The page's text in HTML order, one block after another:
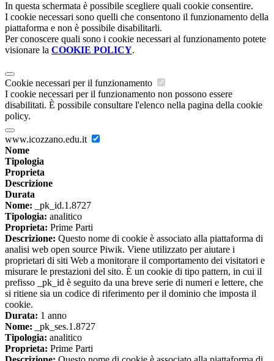
In questa schermata è possibile scegliere quali cookie consentire.
I cookie necessari sono quelli che consentono il funzionamento della
piattaforma e non è possibile disabilitarli.
Per conoscere quali sono i cookie necessari al funzionamento potete
visionare la COOKIE POLICY.
Cookie necessari per il funzionamento
I cookie necessari per il funzionamento non possono essere
disabilitati. È possibile consultare l'elenco nella pagina della cookie
policy.
www.icozzano.edu.it
Nome
Tipologia
Proprieta
Descrizione
Durata
Nome: _pk_id.1.8727
Tipologia: analitico
Proprieta: Prime Parti
Descrizione: Questo nome di cookie è associato alla piattaforma di
analisi web open source Piwik. Viene utilizzato per aiutare i
proprietari di siti Web a monitorare il comportamento dei visitatori e
misurare le prestazioni del sito. È un cookie di tipo pattern, in cui il
prefisso _pk_id è seguito da una breve serie di numeri e lettere, che
si ritiene sia un codice di riferimento per il dominio che imposta il
cookie.
Durata: 1 anno
Nome: _pk_ses.1.8727
Tipologia: analitico
Proprieta: Prime Parti